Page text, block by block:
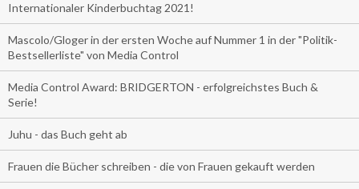
Internationaler Kinderbuchtag 2021!
Mascolo/Gloger in der ersten Woche auf Nummer 1 in der "Politik-
Bestsellerliste" von Media Control
Media Control Award: BRIDGERTON - erfolgreichstes Buch &
Serie!
Juhu - das Buch geht ab
Frauen die Bücher schreiben - die von Frauen gekauft werden